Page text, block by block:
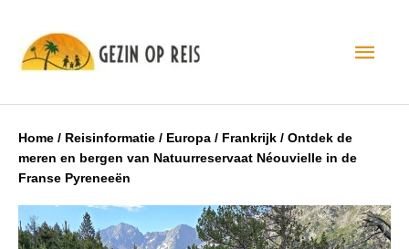
Home / Reisinformatie / Europa / Frankrijk / Ontdek de
meren en bergen van Natuurreservaat Néouvielle in de
Franse Pyreneeën